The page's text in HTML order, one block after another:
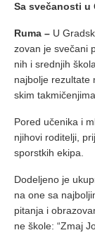
Sa svečanosti u
Ruma – U
zo­van je sve­ča­ni
nih i sred­njih
naj­bo­lje re­zul­ta­te
skim tak­mi­če­nji­ma.
Po­red uče­ni­ka i
nji­ho­vi ro­di­te­lji,
spor­stkih eki­pa.
Do­de­lje­no je
na one sa
pi­ta­nja i
ne ško­le: “Zmaj